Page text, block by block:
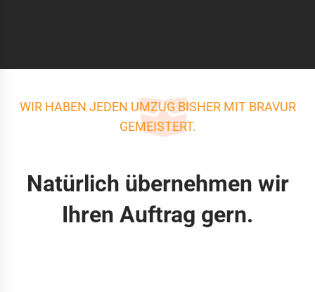
WIR HABEN JEDEN UMZUG BISHER MIT BRAVUR
GEMEISTERT.
Natürlich übernehmen wir
Ihren Auftrag gern.